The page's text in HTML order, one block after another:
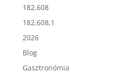
182,608
182,608,1
2026
Blog
Gasztronómia